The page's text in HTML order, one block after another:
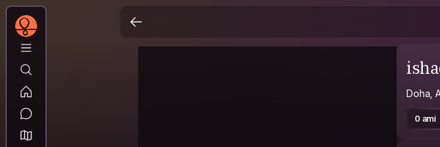
Doha,
0 ami